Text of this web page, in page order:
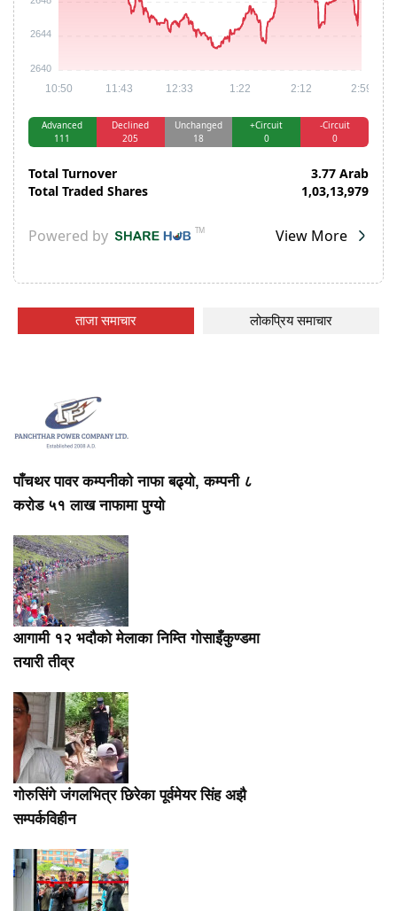
ताजा समाचार लोकप्रिय समाचार
पाँचथर पावर कम्पनीको नाफा बढ्यो, कम्पनी ८
करोड ५१ लाख नाफामा पुग्यो
आगामी १२ भदौको मेलाका निम्ति गोसाइँकुण्डमा
तयारी तीव्र
गोरुसिंगे जंगलभित्र छिरेका पूर्वमेयर सिंह अझै
सम्पर्कविहीन